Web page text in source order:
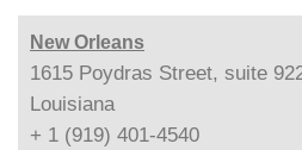
New Orleans
1615 Poydras Street, suite
Louisiana
+ 1 (919) 401-4540